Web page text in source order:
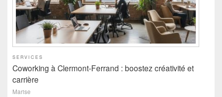
SERVICES
Coworking à Clermont-Ferrand : boostez créativité et
carrière
Marise